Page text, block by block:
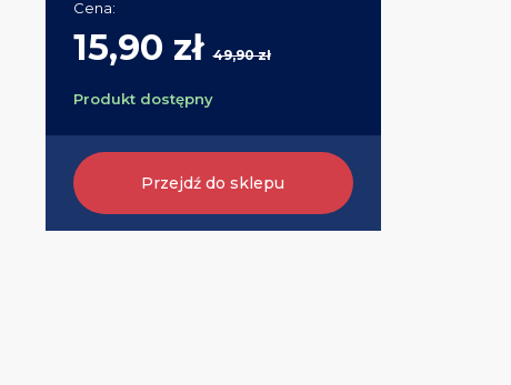
Cena:
15,90 zł49,90 zł
Produkt dostępny
Przejdź do sklepu